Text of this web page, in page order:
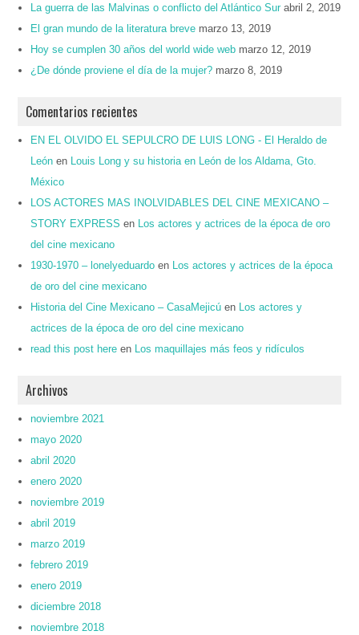
La guerra de las Malvinas o conflicto del Atlántico Sur abril 2, 2019
El gran mundo de la literatura breve marzo 13, 2019
Hoy se cumplen 30 años del world wide web marzo 12, 2019
¿De dónde proviene el día de la mujer? marzo 8, 2019
Comentarios recientes
EN EL OLVIDO EL SEPULCRO DE LUIS LONG - El Heraldo de
León en
Louis Long y su historia en León de los Aldama, Gto.
México
LOS ACTORES MAS INOLVIDABLES DEL CINE MEXICANO –
STORY EXPRESS en
Los actores y actrices de la época de oro
del cine mexicano
1930-1970 – lonelyeduardo en
Los actores y actrices de la época
de oro del cine mexicano
Historia del Cine Mexicano – CasaMejicú en
Los actores y
actrices de la época de oro del cine mexicano
read this post here en Los maquillajes más feos y ridículos
Archivos
noviembre 2021
mayo 2020
abril 2020
enero 2020
noviembre 2019
abril 2019
marzo 2019
febrero 2019
enero 2019
diciembre 2018
noviembre 2018